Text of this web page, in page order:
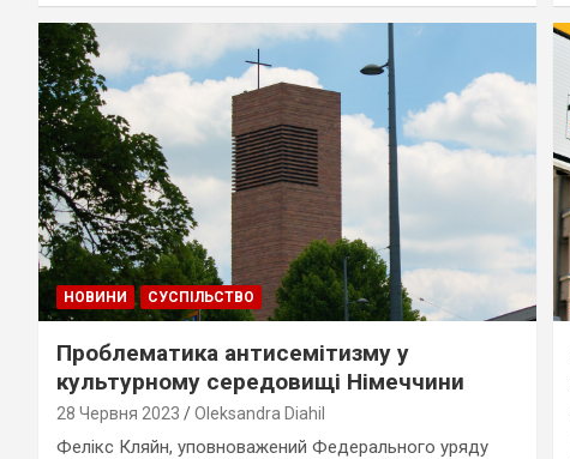
НОВИНИ СУСПІЛЬСТВО
Проблематика антисемітизму у
культурному середовищі Німеччини
28 Червня 2023 Oleksandra Diahil
Фелікс Кляйн, уповноважений Федерального уряду